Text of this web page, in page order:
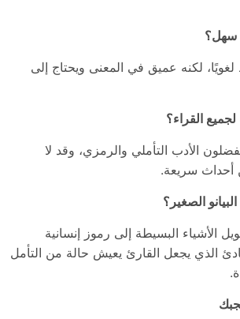
سهل؟
لكنه عميق في المعنى ويحتاج إلى
القراء؟
الأدب التأملي والرمزي، وقد لا
سريعة.
الصغير؟
الأشياء البسيطة إلى رموز إنسانية
الذي يجعل القارئ يعيش حالة من التأمل